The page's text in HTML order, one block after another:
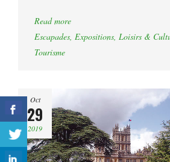
Read more
Escapades, Expositions, Loisirs &
Tourisme
Oct
29
2019